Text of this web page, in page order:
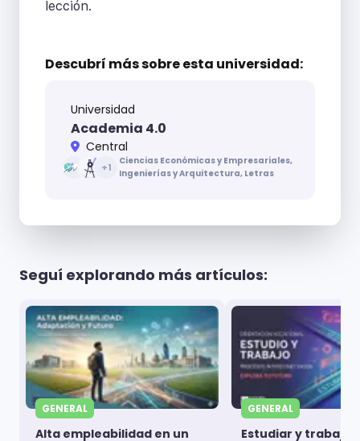
lección.
Descubrí más sobreesta universidad:
Universidad
Academia 4.0
Central
+1
Ciencias Económicas y Empresariales,
Ingenierías y Arquitectura, Letras
Seguí explorando más artículos:
GENERAL
Alta empleabilidad en un
GENERAL
Estudiar y trabajar